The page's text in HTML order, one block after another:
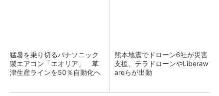
猛暑を乗り切るパナソニック
製エアコン「エオリア」 草
津生産ラインを50％自動化へ
熊本地震でドローン6社が災害
支援、テラドローンやLiberaw
areらが出動